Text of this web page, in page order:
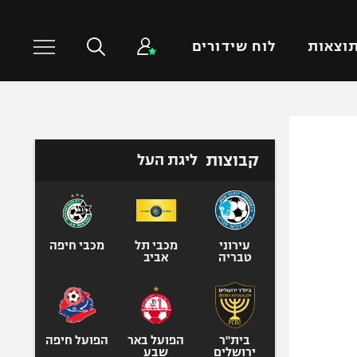
תוצאות לוח שידורים
טניס
כדורעף
ספורט אולימפי
קבוצות ליגת העל
עירוני
טבריה
מכבי תל
אביב
מכבי חיפה
בית"ר
ירושלים
הפועל באר
שבע
הפועל חיפה